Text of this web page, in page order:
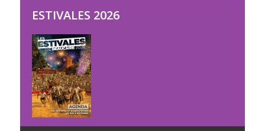
ESTIVALES 2026